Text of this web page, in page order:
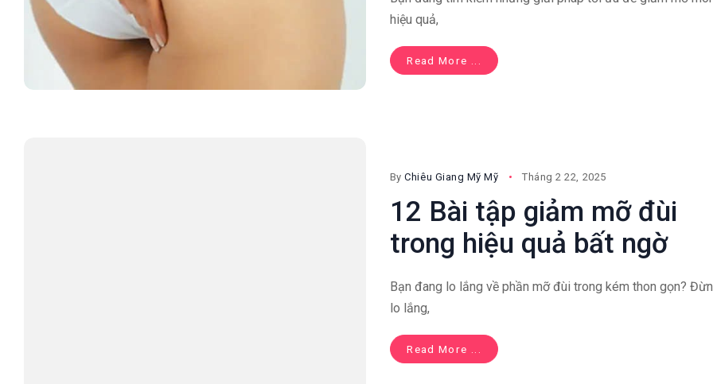
hiệu quả,
Read More ...
ByChiêu Giang Mỹ Mỹ Tháng 2 22, 2025
12 Bài tập giảm mỡ đùi
trong hiệu quả bất ngờ
Bạn đang lo lắng về phần mỡ đùi trong kém thon gọn?
lo lắng,
Read More ...